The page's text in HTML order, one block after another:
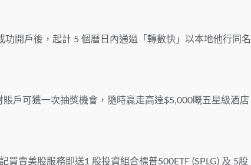
功開戶後，起計 5 個曆日內通過「轉數快」以本地他行同名
戶可獲一次抽獎機會，隨時贏走高達$5,000嘅五星級酒店
買賣美股服務即送1 股投資組合標普500ETF (SPLG) 及 5股